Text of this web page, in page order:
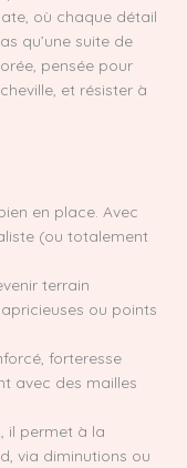
où chaque détail
qu’une suite de
pensée pour
et résister à
en place. Avec
(ou totalement
terrain
ou points
forteresse
avec des mailles
il permet à la
via diminutions ou